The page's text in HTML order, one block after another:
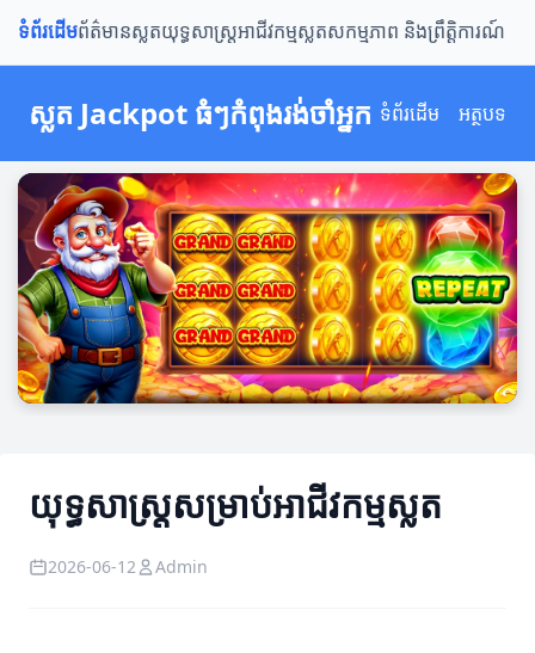
ទំព័រដើមព័ត៌មានស្លតយុទ្ធសាស្ត្រអាជីវកម្មស្លតសកម្មភាព និងព្រឹត្តិការណ៍
ស្លត Jackpot ធំៗកំពុងរង់ចាំអ្នក ទំព័រដើម អត្ថបទ
យុទ្ធសាស្ត្រសម្រាប់អាជីវកម្មស្លត
2026-06-12 Admin